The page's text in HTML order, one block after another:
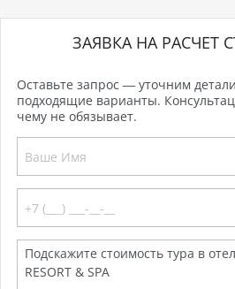
ЗАЯВКА НА РАСЧЕТ
Оставьте запрос — уточним
подходящие варианты.
чему не обязывает.